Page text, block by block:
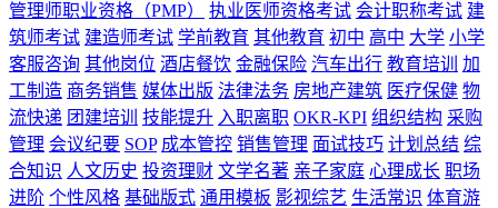
管理师职业资格（PMP）
执业医师资格考试 会计职称考试 建
筑师考试 建造师考试 学前教育 其他教育 初中 高中 大学 小学
客服咨询 其他岗位 酒店餐饮 金融保险 汽车出行 教育培训
加
工制造 商务销售 媒体出版 法律法务 房地产建筑 医疗保健 物
流快递 团建培训 技能提升 入职离职 OKR-KPI 组织结构 采购
管理 会议纪要 SOP 成本管控 销售管理 面试技巧 计划总结 综
合知识 人文历史 投资理财 文学名著 亲子家庭 心理成长 职场
进阶 个性风格 基础版式 通用模板 影视综艺 生活常识 体育游